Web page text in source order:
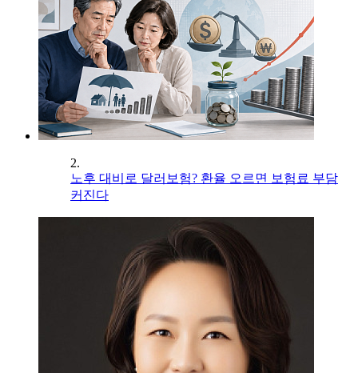
2.
노후 대비로 달러보험? 환율 오르면 보험료 부담
커진다